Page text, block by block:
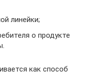
линейки;
о продукте
как способ